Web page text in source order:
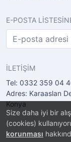
Size daha iyi bir
(cookies)
korunması
E-POSTA
İLETİŞİM
Tel: 0332 359 04
Adres: Karaaslan
Konya